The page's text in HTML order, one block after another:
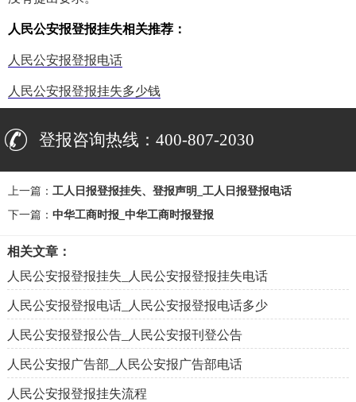
人民公安报登报挂失相关推荐：
人民公安报登报电话
人民公安报登报挂失多少钱
登报咨询热线：400-807-2030
上一篇： 工人日报登报挂失、登报声明_工人日报登报电话
下一篇： 中华工商时报_中华工商时报登报
相关文章：
人民公安报登报挂失_人民公安报登报挂失电话
人民公安报登报电话_人民公安报登报电话多少
人民公安报登报公告_人民公安报刊登公告
人民公安报广告部_人民公安报广告部电话
人民公安报登报挂失流程